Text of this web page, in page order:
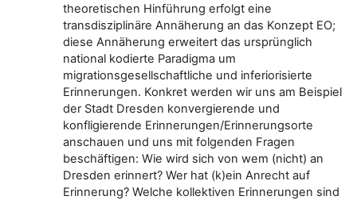
theoretischen Hinführung erfolgt eine
transdisziplinäre Annäherung an das Konzept EO;
diese Annäherung erweitert das ursprünglich
national kodierte Paradigma um
migrationsgesellschaftliche und inferiorisierte
Erinnerungen. Konkret werden wir uns am Beispiel
der Stadt Dresden konvergierende und
konfligierende Erinnerungen/Erinnerungsorte
anschauen und uns mit folgenden Fragen
beschäftigen: Wie wird sich von wem (nicht) an
Dresden erinnert? Wer hat (k)ein Anrecht auf
Erinnerung? Welche kollektiven Erinnerungen sind